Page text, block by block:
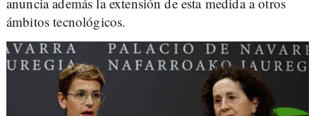
ámbitos tecnológicos.